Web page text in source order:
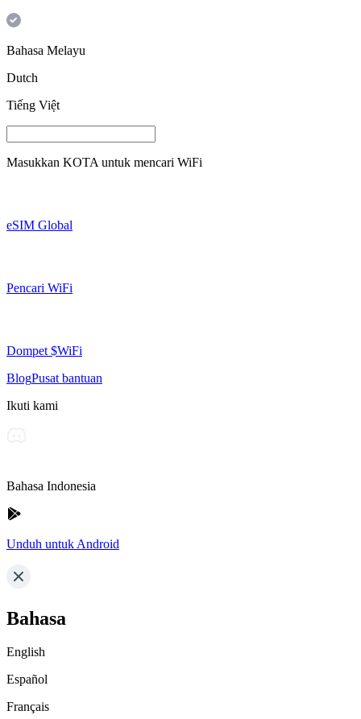
Bahasa Melayu
Dutch
Tiếng Việt
Masukkan KOTA untuk mencari WiFi
eSIM Global
Pencari WiFi
Dompet $WiFi
BlogPusat bantuan
Ikuti kami
Bahasa Indonesia
Unduh untuk Android
Bahasa
English
Español
Français